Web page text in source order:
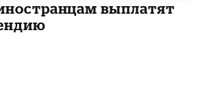
выплатят